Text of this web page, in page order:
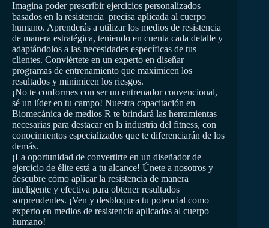
Imagina poder prescribir ejercicios personalizados
basados en la resistencia precisa aplicada al cuerpo
humano. Aprenderás a utilizar los medios de resistencia
de manera estratégica, teniendo en cuenta cada detalle y
adaptándolos a las necesidades específicas de tus
clientes. Conviértete en un experto en diseñar
programas de entrenamiento que maximicen los
resultados y minimicen los riesgos.
¡No te conformes con ser un entrenador convencional,
sé un líder en tu campo! Nuestra capacitación en
Biomecánica de medios R te brindará las herramientas
necesarias para destacar en la industria del fitness, con
conocimientos especializados que te diferenciarán de los
demás.
¡La oportunidad de convertirte en un diseñador de
ejercicio de élite está a tu alcance! Únete a nosotros y
descubre cómo aplicar la resistencia de manera
inteligente y efectiva para obtener resultados
sorprendentes. ¡Ven y desbloquea tu potencial como
experto en medios de resistencia aplicados al cuerpo
humano!